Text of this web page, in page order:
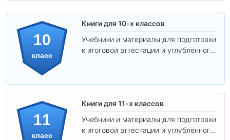
10
класс
Книги для 10-х классов
Учебники и материалы для подготовки
к итоговой аттестации и углублённого
11
класс
Книги для 11-х классов
Учебники и материалы для подготовки
к итоговой аттестации и углублённого